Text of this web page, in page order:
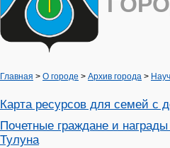
Главная > О городе > Архив города >
Карта ресурсов для семей с
Почетные граждане и награды
Тулуна